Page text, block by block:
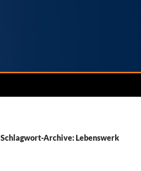
Schlagwort-Archive: Lebenswerk